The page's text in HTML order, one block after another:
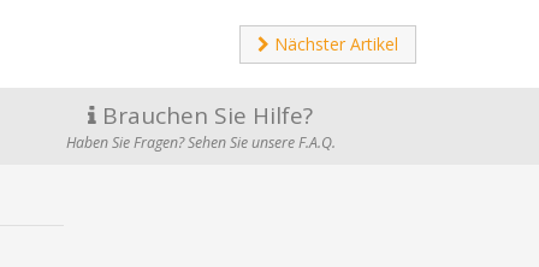
Nächster Artikel
Brauchen Sie Hilfe?
Haben Sie Fragen? Sehen Sie unsere F.A.Q.